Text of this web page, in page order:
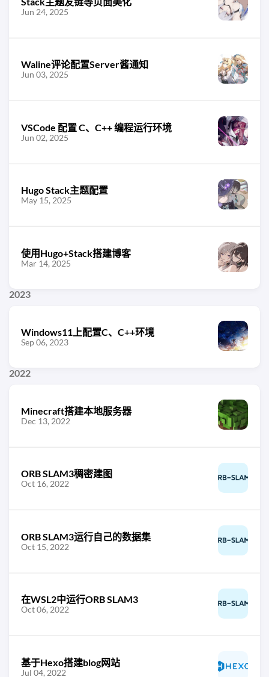
Jun 24, 2025
Waline评论配置Server酱通知
Jun 03, 2025
VSCode 配置 C、C++ 编程运行环境
Jun 02, 2025
Hugo Stack主题配置
May 15, 2025
使用Hugo+Stack搭建博客
Mar 14, 2025
2023
Windows11上配置C、C++环境
Sep 06, 2023
2022
Minecraft搭建本地服务器
Dec 13, 2022
ORB SLAM3稠密建图
Oct 16, 2022
ORB SLAM3运行自己的数据集
Oct 15, 2022
在WSL2中运行ORB SLAM3
Oct 06, 2022
基于Hexo搭建blog网站
Jul 04, 2022